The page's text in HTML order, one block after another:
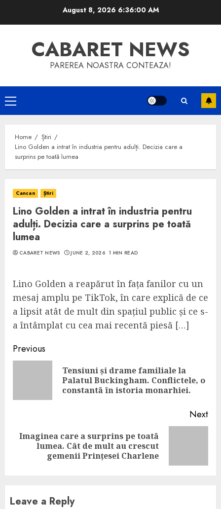
August 8, 2026 6:36:00 AM
CABARET NEWS
PAREREA NOASTRA CONTEAZA!
Primary
Menu
Home
Știri
Lino Golden a intrat în industria pentru adulți. Decizia care a
surprins pe toată lumea
Cancan Știri
Lino Golden a intrat în industria pentru
adulți. Decizia care a surprins pe toată
lumea
CABARET NEWS JUNE 2, 2026 1 MIN READ
Lino Golden a reapărut în fața fanilor cu un
mesaj amplu pe TikTok, în care explică de ce
a lipsit atât de mult din spațiul public și ce s-
a întâmplat cu cea mai recentă piesă […]
Continue
Reading
Previous
Tensiuni și drame familiale la
Palatul Buckingham. Conflictele, o
constantă în istoria monarhiei.
Next
Next
Imaginea care a surprins pe toată
lumea. Cât de mult au crescut
gemenii Prințesei Charlene
Leave a Reply